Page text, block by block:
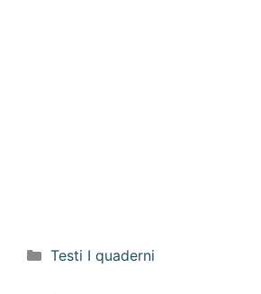
Categorie
Testi I quaderni